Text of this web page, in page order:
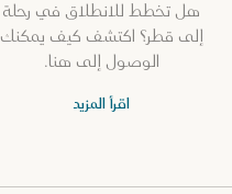
هل تخطط للانطلاق في رحلة
إلى قطر؟ اكتشف كيف يمكنك
الوصول إلى هنا.
اقرأ المزيد